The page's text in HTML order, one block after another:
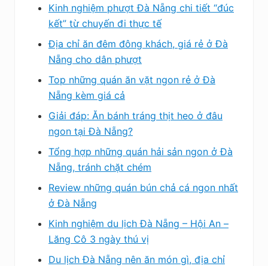
Kinh nghiệm phượt Đà Nẵng chi tiết “đúc
kết” từ chuyến đi thực tế
Địa chỉ ăn đêm đông khách, giá rẻ ở Đà
Nẵng cho dân phượt
Top những quán ăn vặt ngon rẻ ở Đà
Nẵng kèm giá cả
Giải đáp: Ăn bánh tráng thịt heo ở đâu
ngon tại Đà Nẵng?
Tổng hợp những quán hải sản ngon ở Đà
Nẵng, tránh chặt chém
Review những quán bún chả cá ngon nhất
ở Đà Nẵng
Kinh nghiệm du lịch Đà Nẵng – Hội An –
Lăng Cô 3 ngày thú vị
Du lịch Đà Nẵng nên ăn món gì, địa chỉ